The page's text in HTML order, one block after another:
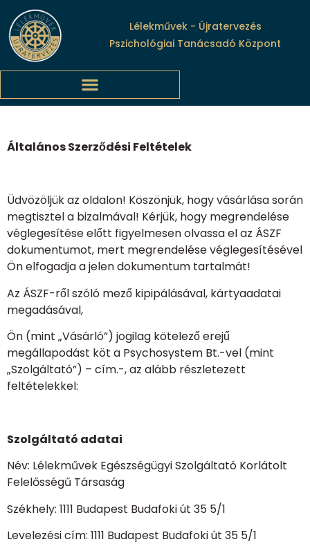
Lélekművek - Újratervezés
Pszichológiai Tanácsadó Központ
Általános Szerződési Feltételek
Üdvözöljük az oldalon! Köszönjük, hogy vásárlása során
megtisztel a bizalmával! Kérjük, hogy megrendelése
véglegesítése előtt figyelmesen olvassa el az ÁSZF
dokumentumot, mert megrendelése véglegesítésével
Ön elfogadja a jelen dokumentum tartalmát!
Az ÁSZF-ről szóló mező kipipálásával, kártyaadatai
megadásával,
Ön (mint „Vásárló”) jogilag kötelező erejű
megállapodást köt a Psychosystem Bt.-vel (mint
„Szolgáltató”) – cím.-, az alább részletezett
feltételekkel:
Szolgáltató adatai
Név: Lélekművek Egészségügyi Szolgáltató Korlátolt
Felelősségű Társaság
Székhely: 1111 Budapest Budafoki út 35 5/1
Levelezési cím: 1111 Budapest Budafoki út 35 5/1